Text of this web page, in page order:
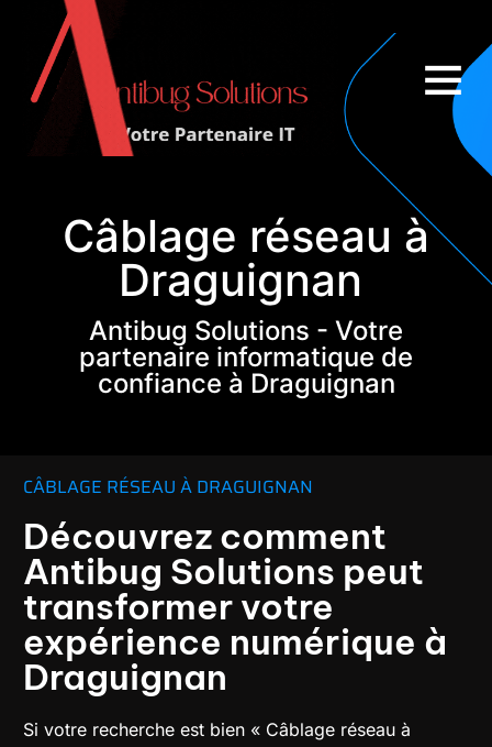
Câblage réseau à
Draguignan
Antibug Solutions - Votre
partenaire informatique de
confiance à Draguignan
CÂBLAGE RÉSEAU À DRAGUIGNAN
Découvrez comment
Antibug Solutions peut
transformer votre
expérience numérique à
Draguignan
Si votre recherche est bien « Câblage réseau à